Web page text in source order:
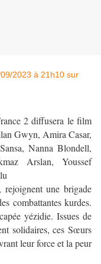
2 diffusera le film
Gwyn, Amira Casar,
Nanna Blondell,
Arslan, Youssef
rejoignent une brigade
combattantes kurdes.
yézidie. Issues de
solidaires, ces Sœurs
leur force et la peur